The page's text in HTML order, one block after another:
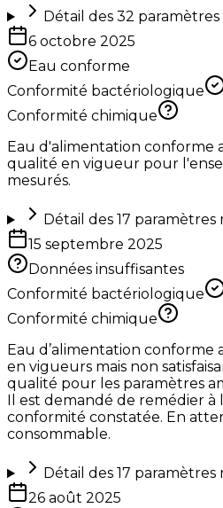
Détail des 32
6 octobre 2025
Eau conforme
Conformité bactériologique
Conformité chimique
Eau d'alimentation conforme
qualité en vigueur pour
mesurés.
Détail des 17 paramètres
15 septembre 2025
Données insuffisantes
Conformité bactériologique
Conformité chimique
Eau d’alimentation conforme
en vigueurs mais non
qualité pour les paramètres
Il est demandé de remédier
conformité constatée. En
consommable.
Détail des 17 paramètres
26 août 2025